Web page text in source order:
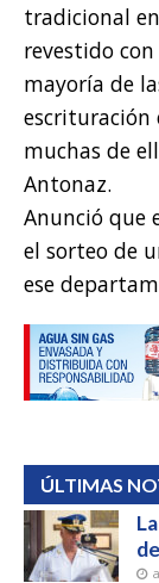
tradicional
revestido
mayoría de
escrituración
muchas de
Antonaz.
Anunció que
el sorteo de
ese
ÚLTIMAS